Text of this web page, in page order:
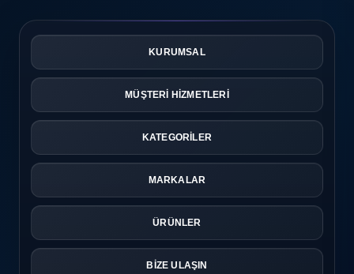
KURUMSAL
MÜŞTERİ HİZMETLERİ
KATEGORİLER
MARKALAR
ÜRÜNLER
BİZE ULAŞIN